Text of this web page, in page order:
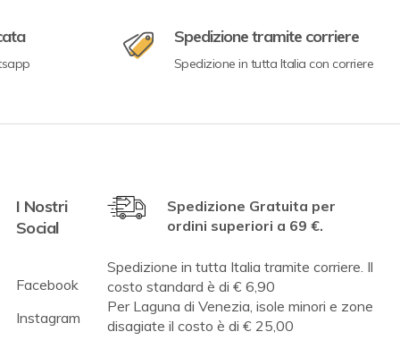
Spedizione tramite corriere
Spedizione in tutta Italia con corriere
I Nostri
Social
Facebook
Instagram
Spedizione Gratuita per
ordini superiori a 69 €.
Spedizione in tutta Italia tramite corriere. Il
costo standard è di € 6,90
Per Laguna di Venezia, isole minori e zone
disagiate il costo è di € 25,00